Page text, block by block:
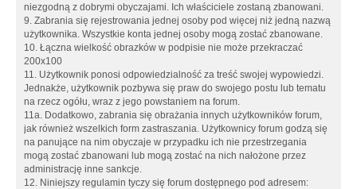
niezgodną z dobrymi obyczajami. Ich właściciele zostaną zbanowani.
9. Zabrania się rejestrowania jednej osoby pod więcej niż jedną nazwą
użytkownika. Wszystkie konta jednej osoby mogą zostać zbanowane.
10. Łączna wielkość obrazków w podpisie nie może przekraczać
200x100
11. Użytkownik ponosi odpowiedzialność za treść swojej wypowiedzi.
Jednakże, użytkownik pozbywa się praw do swojego postu lub tematu
na rzecz ogółu, wraz z jego powstaniem na forum.
11a. Dodatkowo, zabrania się obrażania innych użytkowników forum,
jak również wszelkich form zastraszania. Użytkownicy forum godzą się
na panujące na nim obyczaje w przypadku ich nie przestrzegania
mogą zostać zbanowani lub mogą zostać na nich nałożone przez
administrację inne sankcje.
12. Niniejszy regulamin tyczy się forum dostępnego pod adresem: